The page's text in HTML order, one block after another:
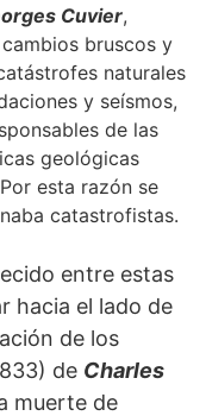
Cuvier,
bruscos y
naturales
y seísmos,
de las
geológicas
esta razón se
catastrofistas.
entre estas
hacia el lado de
de los
de Charles
muerte de